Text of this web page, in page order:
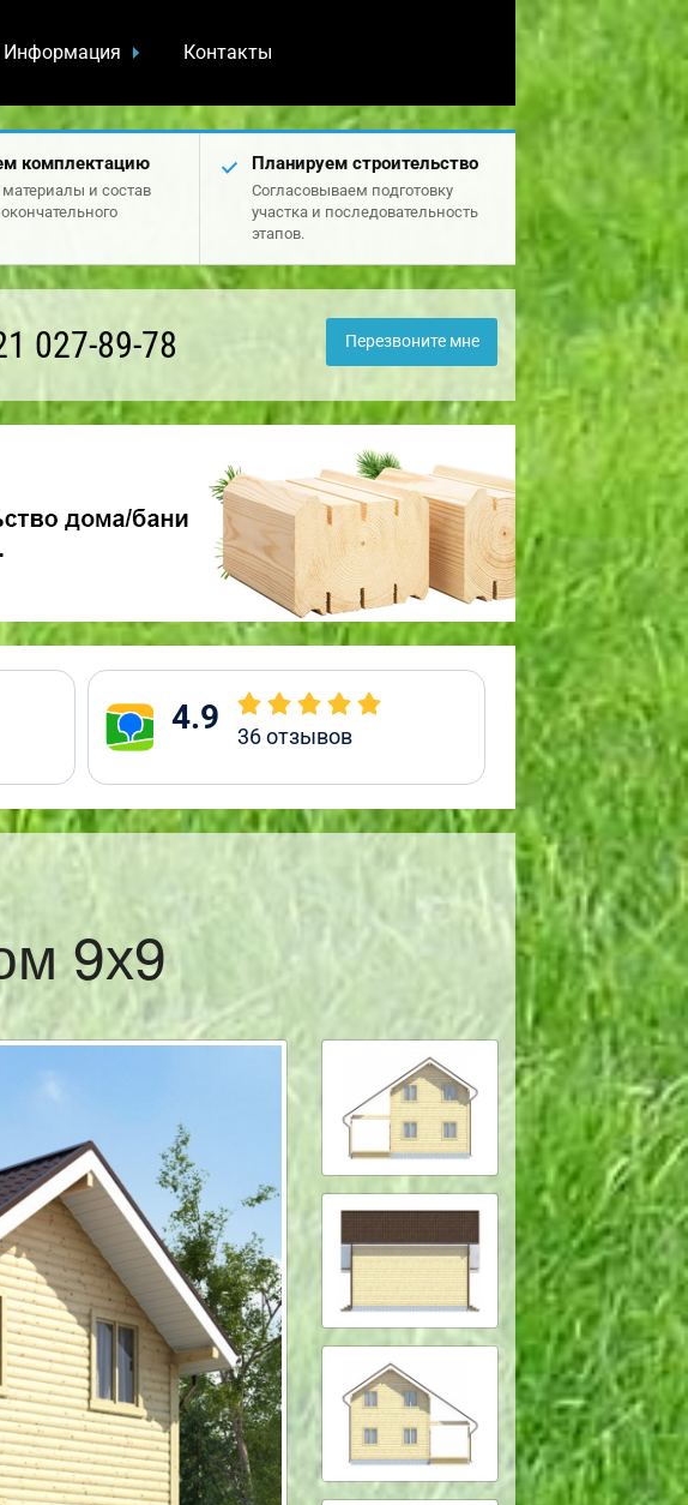
Информация Контакты
комплектацию
и состав
Планируем строительство
Согласовываем подготовку
участка и последовательность
этапов.
027-89-78 Перезвоните мне
4.9 36отзывов
9х9